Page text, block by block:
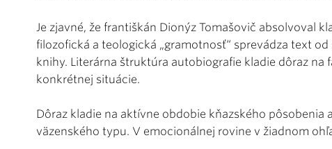
Je zjavné, že františkán Dionýz Tomašovič absolvoval
filozofická a teologická „gramotnosť“ sprevádza text
knihy. Literárna štruktúra autobiografie kladie dôraz
konkrétnej situácie.
Dôraz kladie na aktívne obdobie kňazského pôsobenia
väzenského typu. V emocionálnej rovine v žiadnom